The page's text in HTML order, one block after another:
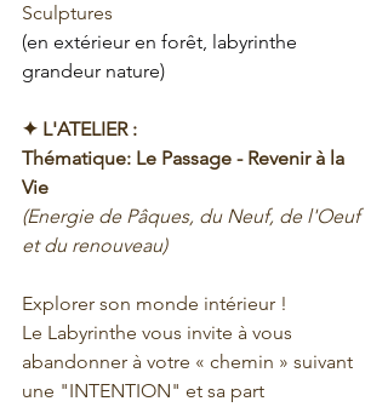
Sculptures
(en extérieur en forêt, labyrinthe
grandeur nature)
✦ L'ATELIER :
Thématique: Le Passage - Revenir à la
Vie
(Energie de Pâques, du Neuf, de l'Oeuf
et du renouveau)
Explorer son monde intérieur !
Le Labyrinthe vous invite à vous
abandonner à votre « chemin » suivant
une "INTENTION" et sa part